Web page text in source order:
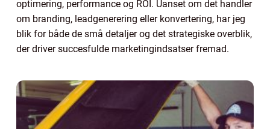
optimering, performance og ROI. Uanset om det handler
om branding, leadgenerering eller konvertering, har jeg
blik for både de små detaljer og det strategiske overblik,
der driver succesfulde marketingindsatser fremad.